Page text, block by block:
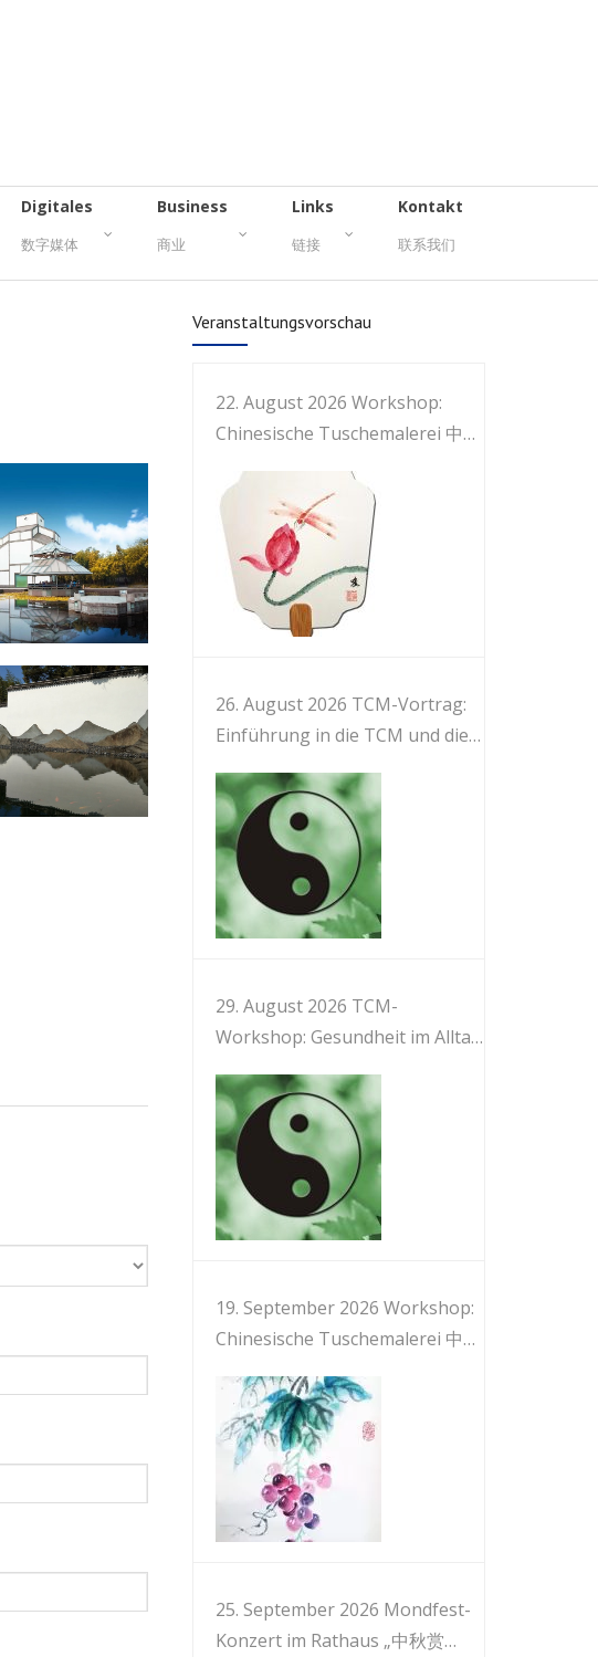
Digitales
数字媒体
Business
商业
Links
链接
Kontakt
联系我们
Veranstaltungsvorschau
22. August 2026 Workshop:
Chinesische Tuschemalerei 中国
26. August 2026 TCM-Vortrag:
Einführung in die TCM und die
体经络简介
29. August 2026 TCM-
Workshop: Gesundheit im Alltag
Gong 中医与健身气功：日常保健
19. September 2026 Workshop:
Chinesische Tuschemalerei 中国
25. September 2026 Mondfest-
Konzert im Rathaus „中秋赏